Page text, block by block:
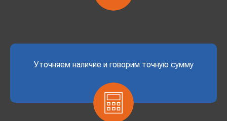
Уточняем наличие и говорим точную сумму